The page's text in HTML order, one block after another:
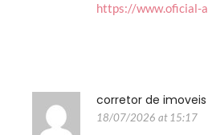
https://www.oficial-
corretor de
18/07/2026 at 15:17